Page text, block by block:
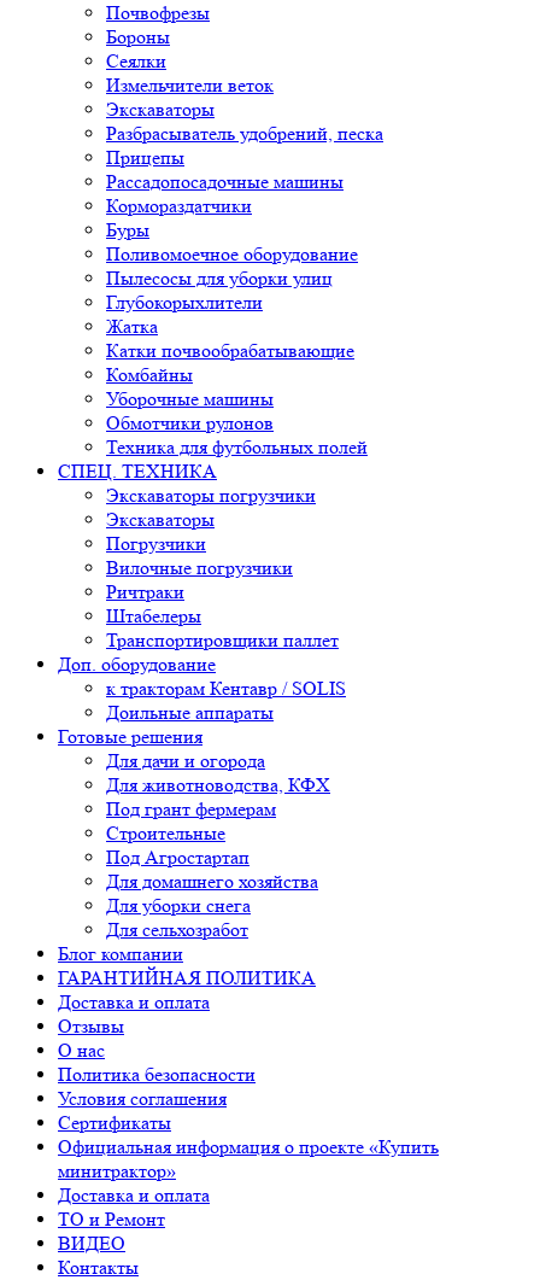
Почвофрезы
Бороны
Сеялки
Измельчители веток
Экскаваторы
Разбрасыватель удобрений, песка
Прицепы
Рассадопосадочные машины
Кормораздатчики
Буры
Поливомоечное оборудование
Пылесосы для уборки улиц
Глубокорыхлители
Жатка
Катки почвообрабатывающие
Комбайны
Уборочные машины
Обмотчики рулонов
Техника для футбольных полей
СПЕЦ. ТЕХНИКА
Экскаваторы погрузчики
Экскаваторы
Погрузчики
Вилочные погрузчики
Ричтраки
Штабелеры
Транспортировщики паллет
Доп. оборудование
к тракторам Кентавр / SOLIS
Доильные аппараты
Готовые решения
Для дачи и огорода
Для животноводства, КФХ
Под грант фермерам
Строительные
Под Агростартап
Для домашнего хозяйства
Для уборки снега
Для сельхозработ
Блог компании
ГАРАНТИЙНАЯ ПОЛИТИКА
Доставка и оплата
Отзывы
О нас
Политика безопасности
Условия соглашения
Сертификаты
Официальная информация о проекте «Купить
минитрактор»
Доставка и оплата
ТО и Ремонт
ВИДЕО
Контакты